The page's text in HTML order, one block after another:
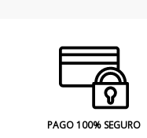
PAGO 100% SEGURO